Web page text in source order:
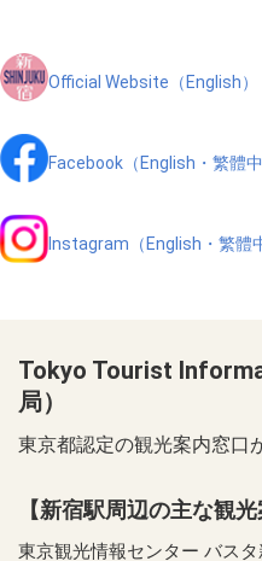
Official Website（English）
Facebook（English・繁體中
Instagram（English・繁體
Tokyo Tourist
局）
東京都認定の観光案内窓口
【新宿駅周辺の主な観光
東京観光情報センター バスタ